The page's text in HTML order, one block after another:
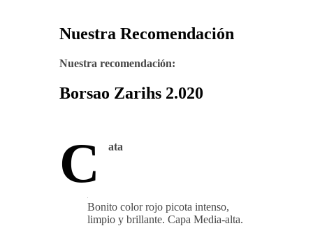
Nuestra Recomendación
Nuestra recomendación:
Borsao Zarihs 2.020
C ata
Bonito color rojo picota intenso,
limpio y brillante. Capa Media-alta.